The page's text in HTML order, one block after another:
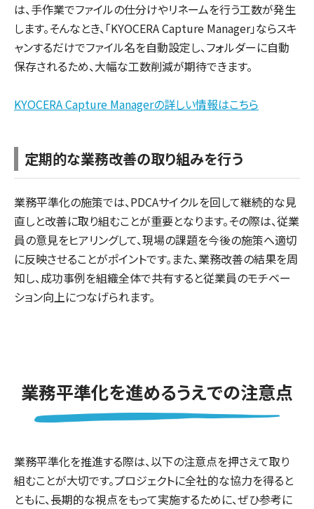
は、手作業でファイルの仕分けやリネームを行う工数が発生
します。そんなとき、「KYOCERA Capture Manager」ならスキ
ャンするだけでファイル名を自動設定し、フォルダーに自動
保存されるため、大幅な工数削減が期待できます。
KYOCERA Capture Managerの詳しい情報はこちら
定期的な業務改善の取り組みを行う
業務平準化の施策では、PDCAサイクルを回して継続的な見
直しと改善に取り組むことが重要となります。その際は、従業
員の意見をヒアリングして、現場の課題を今後の施策へ適切
に反映させることがポイントです。また、業務改善の結果を周
知し、成功事例を組織全体で共有すると従業員のモチベー
ション向上につなげられます。
業務平準化を進めるうえでの注意点
業務平準化を推進する際は、以下の注意点を押さえて取り
組むことが大切です。プロジェクトに全社的な協力を得ると
ともに、長期的な視点をもって実施するために、ぜひ参考に